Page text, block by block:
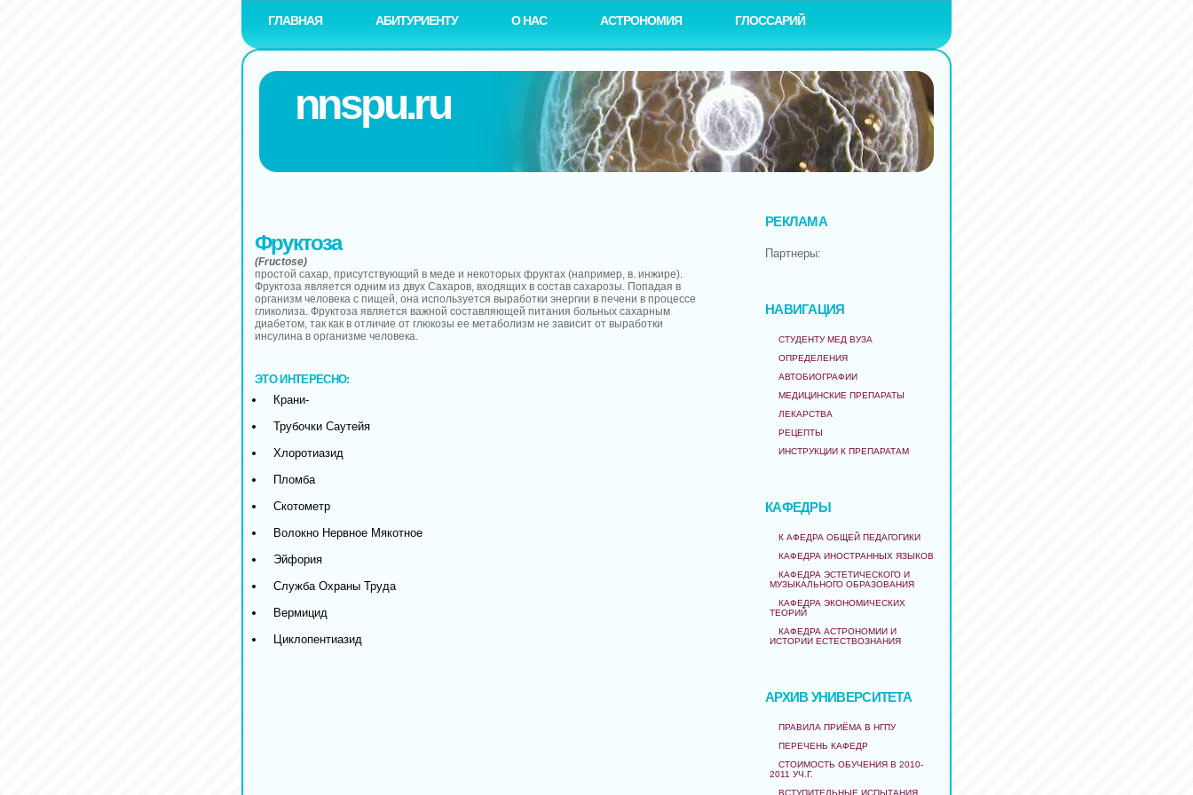
ГЛАВНАЯ АБИТУРИЕНТУ О НАС АСТРОНОМИЯ ГЛОССАРИЙ
nnspu.ru
Фруктоза
(Fructose)
простой сахар, присутствующий в меде и некоторых фруктах (например, в. инжире).
Фруктоза является одним из двух Сахаров, входящих в состав сахарозы. Попадая в
организм человека с пищей, она используется выработки энергии в печени в процессе
гликолиза. Фруктоза является важной составляющей питания больных сахарным
диабетом, так как в отличие от глюкозы ее метаболизм не зависит от выработки
инсулина в организме человека.
ЭТО ИНТЕРЕСНО:
Крани-
Трубочки Саутейя
Хлоротиазид
Пломба
Скотометр
Волокно Нервное Мякотное
Эйфория
Служба Охраны Труда
Вермицид
Циклопентиазид
РЕКЛАМА
Партнеры:
НАВИГАЦИЯ
СТУДЕНТУ МЕД ВУЗА
ОПРЕДЕЛЕНИЯ
АВТОБИОГРАФИИ
МЕДИЦИНСКИЕ ПРЕПАРАТЫ
ЛЕКАРСТВА
РЕЦЕПТЫ
ИНСТРУКЦИИ К ПРЕПАРАТАМ
КАФЕДРЫ
К АФЕДРА ОБЩЕЙ ПЕДАГОГИКИ
КАФЕДРА ИНОСТРАННЫХ ЯЗЫКОВ
КАФЕДРА ЭСТЕТИЧЕСКОГО И
МУЗЫКАЛЬНОГО ОБРАЗОВАНИЯ
КАФЕДРА ЭКОНОМИЧЕСКИХ
ТЕОРИЙ
КАФЕДРА АСТРОНОМИИ И
ИСТОРИИ ЕСТЕСТВОЗНАНИЯ
АРХИВ УНИВЕРСИТЕТА
ПРАВИЛА ПРИЁМА В НГПУ
ПЕРЕЧЕНЬ КАФЕДР
СТОИМОСТЬ ОБУЧЕНИЯ В 2010-
2011 УЧ.Г.
ВСТУПИТЕЛЬНЫЕ ИСПЫТАНИЯ